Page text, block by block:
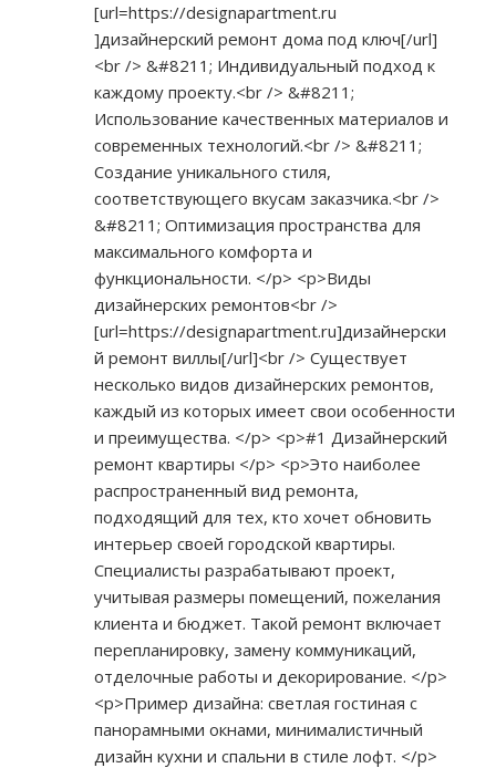
[url=https://designapartment.ru
]дизайнерский ремонт дома под ключ[/url]
<br /> &#8211; Индивидуальный подход к
каждому проекту.<br /> &#8211;
Использование качественных материалов и
современных технологий.<br /> &#8211;
Создание уникального стиля,
соответствующего вкусам заказчика.<br />
&#8211; Оптимизация пространства для
максимального комфорта и
функциональности. </p> <p>Виды
дизайнерских ремонтов<br />
[url=https://designapartment.ru]дизайнерски
й ремонт виллы[/url]<br /> Существует
несколько видов дизайнерских ремонтов,
каждый из которых имеет свои особенности
и преимущества. </p> <p>#1 Дизайнерский
ремонт квартиры </p> <p>Это наиболее
распространенный вид ремонта,
подходящий для тех, кто хочет обновить
интерьер своей городской квартиры.
Специалисты разрабатывают проект,
учитывая размеры помещений, пожелания
клиента и бюджет. Такой ремонт включает
перепланировку, замену коммуникаций,
отделочные работы и декорирование. </p>
<p>Пример дизайна: светлая гостиная с
панорамными окнами, минималистичный
дизайн кухни и спальни в стиле лофт. </p>